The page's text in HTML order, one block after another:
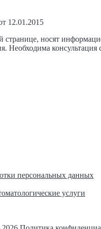
12.01.2015
носят
Необходима консультация
персональных данных
услуги